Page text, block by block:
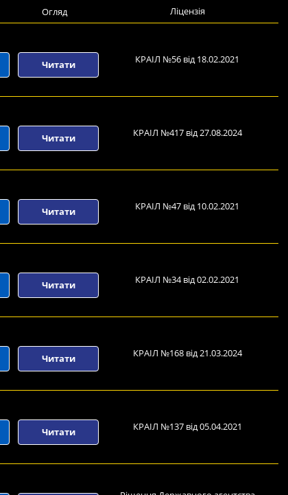
Огляд Ліцензія
Читати КРАІЛ №56 від 18.02.2021
Читати КРАІЛ №417 від 27.08.2024
Читати КРАІЛ №47 від 10.02.2021
Читати КРАІЛ №34 від 02.02.2021
Читати КРАІЛ №168 від 21.03.2024
Читати КРАІЛ №137 від 05.04.2021